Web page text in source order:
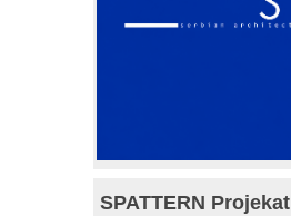
SPATTERN Projekat